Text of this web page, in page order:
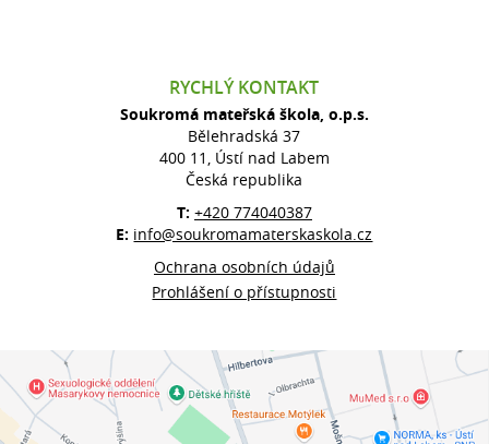
RYCHLÝ KONTAKT
Soukromá mateřská škola, o.p.s.
Bělehradská 37
400 11, Ústí nad Labem
Česká republika
T: +420 774040387
E: info@soukromamaterskaskola.cz
Ochrana osobních údajů
Prohlášení o přístupnosti